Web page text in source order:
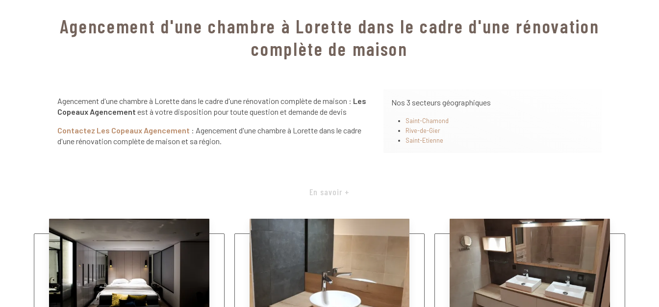
Agencement d'une chambre à Lorette dans le cadre d'une rénovation
complète de maison
Agencement d'une chambre à Lorette dans le cadre d'une rénovation complète de maison : Les
Copeaux Agencement est à votre disposition pour toute question et demande de devis
Contactez Les Copeaux Agencement : Agencement d'une chambre à Lorette dans le cadre
d'une rénovation complète de maison et sa région.
Nos 3 secteurs géographiques
Saint-Chamond
Rive-de-Gier
Saint-Etienne
En savoir +